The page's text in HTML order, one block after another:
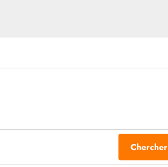
Chercher